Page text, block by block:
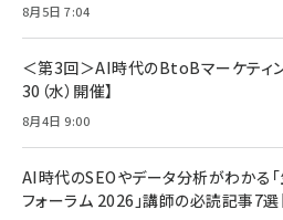
￥1,870
Amazonランキング
Anker Soundcore
全ワイヤレスイヤホン
ング/マルチポイント
Anker PowerLine
ケーブル Anker絡ま
ド付き USB PD対応
17 / 16 / 15 /
キャンペーン】
￥4,857
8月5日 7:04
＜第3回＞AI時代のBtoBマーケティン
30（水）開催】
8月4日 9:00
AI時代のSEOやデータ分析がわかる
フォーラム 2026」講師の必読記事7選